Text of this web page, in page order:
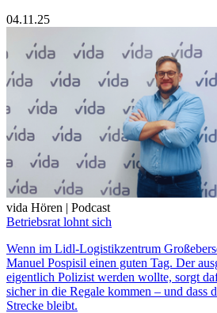
04.11.25
vida Hören | Podcast
Betriebsrat lohnt sich
Wenn im Lidl-Logistikzentrum
Manuel Pospisil einen guten Tag. Der
eigentlich Polizist werden wollte, sorgt
sicher in die Regale kommen – und dass
Strecke bleibt.